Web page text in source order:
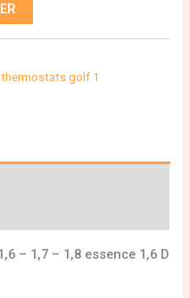
golf 1
– 1,7 – 1,8 essence 1,6 D